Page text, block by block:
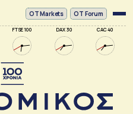
FTSE 100 DAX 30 CAC 40
ΟΤ Markets OT Forum